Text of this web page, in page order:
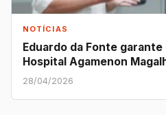
NOTÍCIAS
Eduardo da Fonte
Hospital Agamenon
28/04/2026